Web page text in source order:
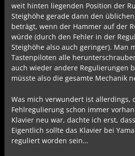
weit hinten liegenden Position der
Steighöhe gerade dann den
beträgt, wenn der Hammer auf der
würde (durch den Fehler in der
Steighöhe also auch geringer). Man
Tastenpiloten alle
auch wieder andere Regulierungen
müsste also die gesamte Mechanik
Was mich verwundert ist allerdings,
Fehlregulierung schon immer
Klavier neu war, dachte ich erst,
Eigentlich sollte das Klavier bei
reguliert worden sein…